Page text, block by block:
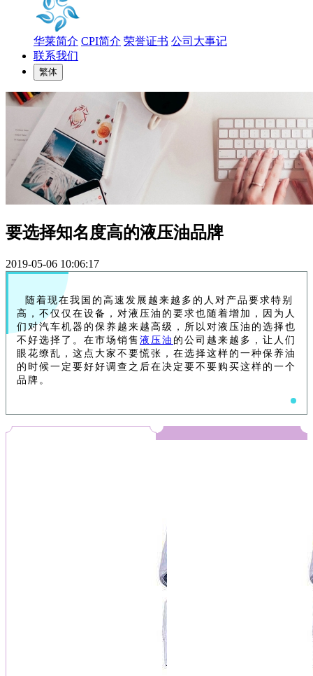
华莱简介 CPI简介 荣誉证书 公司大事记
联系我们
繁体
要选择知名度高的液压油品牌
2019-05-06 10:06:17
随着现在我国的高速发展越来越多的人对产品要求特别
高，不仅仅在设备，对液压油的要求也随着增加，因为人
们对汽车机器的保养越来越高级，所以对液压油的选择也
不好选择了。在市场销售 液压油 的公司越来越多，让人们
眼花缭乱，这点大家不要慌张，在选择这样的一种保养油
的时候一定要好好调查之后在决定要不要购买这样的一个
品牌。